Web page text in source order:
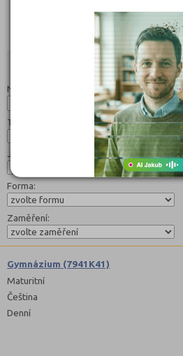
239 Kč
Studijní programy/oboryNahoru
Název:
Typ:
Jazyk:
Forma:
Zaměření:
Gymnázium (7941K41)
Maturitní
Čeština
Denní